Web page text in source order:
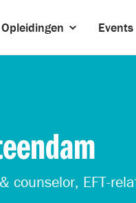
Opleidingen Events
counselor, EFT-